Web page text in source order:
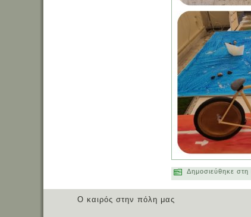
Δημοσιεύθηκε στη
Ο καιρός στην πόλη μας